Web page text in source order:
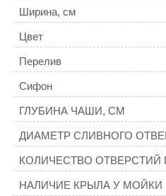
Ширина, см
Цвет
Перелив
Сифон
ГЛУБИНА ЧАШИ, СМ
ДИАМЕТР СЛИВНОГО
КОЛИЧЕСТВО ОТВЕРСТИЙ
НАЛИЧИЕ КРЫЛА У МОЙКИ